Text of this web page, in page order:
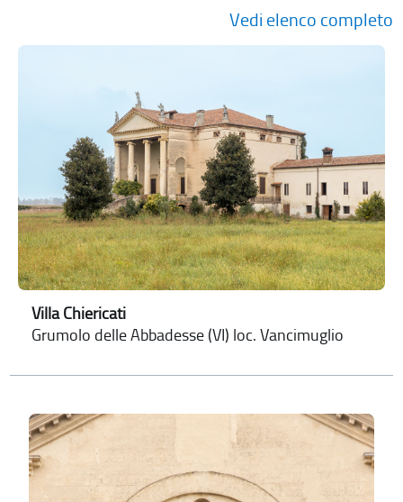
Vedi elenco completo
Villa Chiericati
Grumolo delle Abbadesse (VI) loc. Vancimuglio